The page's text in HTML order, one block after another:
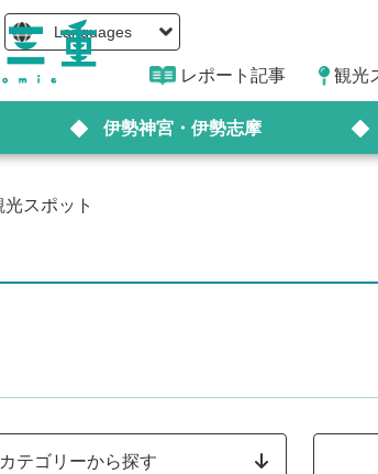
Languages
レポート記事 観光
伊勢神宮・伊勢志摩
光スポット
カテゴリーから探す